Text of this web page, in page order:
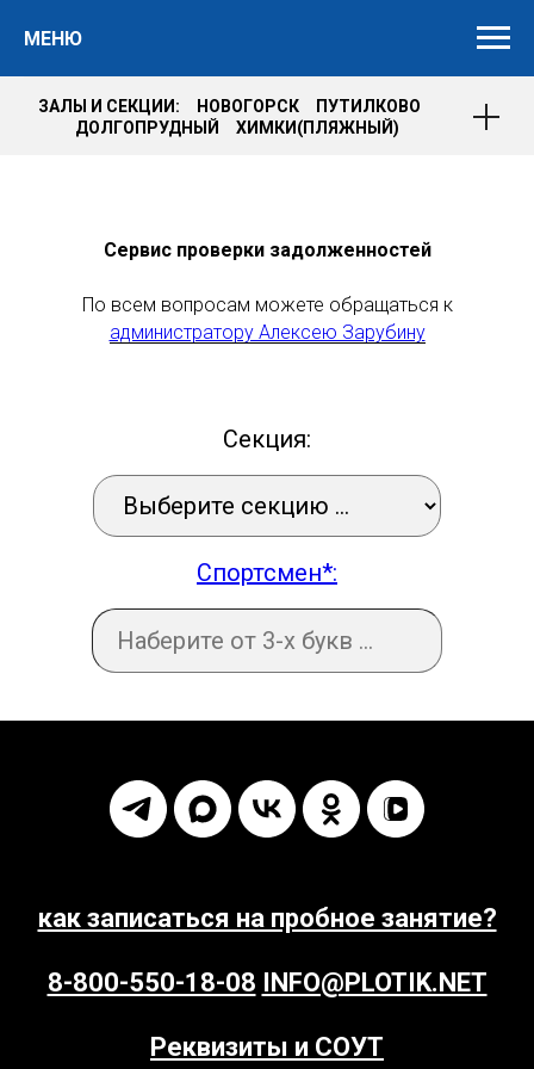
МЕНЮ
ЗАЛЫ И СЕКЦИИ: НОВОГОРСК ПУТИЛКОВО
ДОЛГОПРУДНЫЙ ХИМКИ(ПЛЯЖНЫЙ)
Сервис проверки задолженностей
По всем вопросам можете обращаться к
администратору Алексею Зарубину
Секция:
Спортсмен*:
как записаться на пробное занятие?
8-800-550-18-08 INFO@PLOTIK.NET
Реквизиты и СОУТ